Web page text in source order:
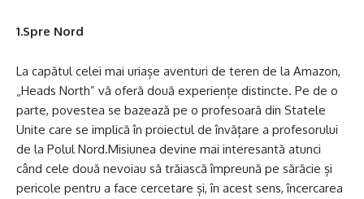
1.Spre Nord
La capătul celei mai uriașe aventuri de teren de la Amazon,
„Heads North” vă oferă două experiențe distincte. Pe de o
parte, povestea se bazează pe o profesoară din Statele
Unite care se implică în proiectul de învățare a profesorului
de la Polul Nord.Misiunea devine mai interesantă atunci
când cele două nevoiau să trăiască împreună pe sărăcie și
pericole pentru a face cercetare și, în acest sens, încercarea